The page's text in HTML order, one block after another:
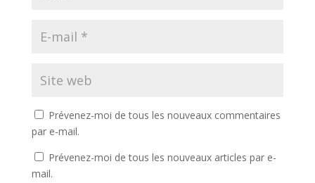
Prévenez-moi de tous les nouveaux commentaires
par e-mail.
Prévenez-moi de tous les nouveaux articles par e-
mail.